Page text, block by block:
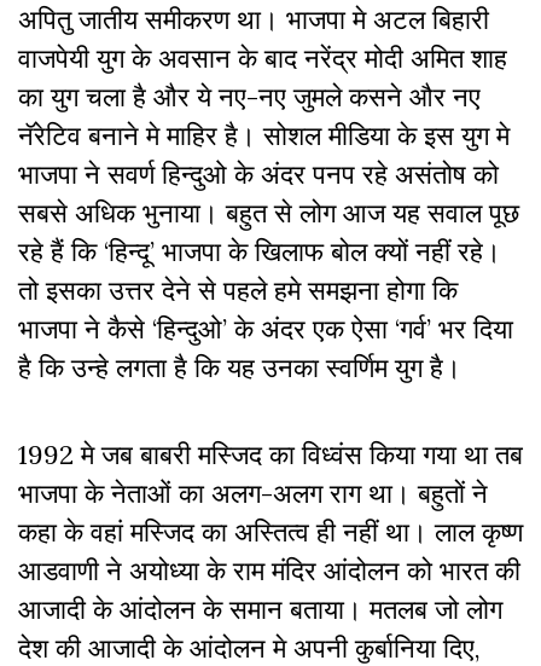
अपितु जातीय समीकरण था। भाजपा मे अटल बिहारी
वाजपेयी युग के अवसान के बाद नरेंद्र मोदी अमित शाह
का युग चला है और ये नए-नए जुमले कसने और नए
नॅरेटिव बनाने मे माहिर है। सोशल मीडिया के इस युग मे
भाजपा ने सवर्ण हिन्दुओ के अंदर पनप रहे असंतोष को
सबसे अधिक भुनाया। बहुत से लोग आज यह सवाल पूछ
रहे हैं कि ‘हिन्दू’ भाजपा के खिलाफ बोल क्यों नहीं रहे।
तो इसका उत्तर देने से पहले हमे समझना होगा कि
भाजपा ने कैसे ‘हिन्दुओ’ के अंदर एक ऐसा ‘गर्व’ भर दिया
है कि उन्हे लगता है कि यह उनका स्वर्णिम युग है।
1992 मे जब बाबरी मस्जिद का विध्वंस किया गया था तब
भाजपा के नेताओं का अलग-अलग राग था। बहुतों ने
कहा के वहां मस्जिद का अस्तित्व ही नहीं था। लाल कृष्ण
आडवाणी ने अयोध्या के राम मंदिर आंदोलन को भारत की
आजादी के आंदोलन के समान बताया। मतलब जो लोग
देश की आजादी के आंदोलन मे अपनी कुर्बानिया दिए,